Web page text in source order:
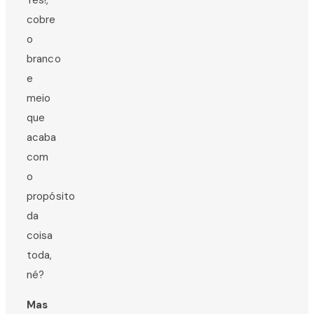
cobre
o
branco
e
meio
que
acaba
com
o
propósito
da
coisa
toda,
né?
Mas